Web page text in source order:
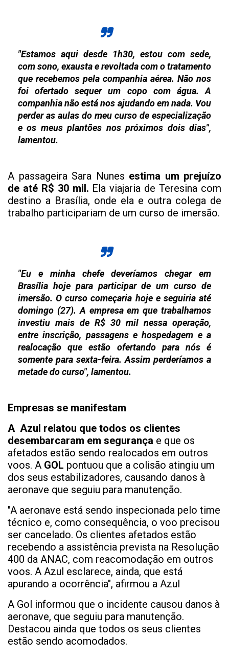
"Estamos aqui desde 1h30, estou com sede,
com sono, exausta e revoltada com o tratamento
que recebemos pela companhia aérea. Não nos
foi ofertado sequer um copo com água. A
companhia não está nos ajudando em nada. Vou
perder as aulas do meu curso de especialização
e os meus plantões nos próximos dois dias",
lamentou.
A passageira Sara Nunes estima um prejuízo
de até R$ 30 mil. Ela viajaria de Teresina com
destino a Brasília, onde ela e outra colega de
trabalho participariam de um curso de imersão.
"Eu e minha chefe deveríamos chegar em
Brasília hoje para participar de um curso de
imersão. O curso começaria hoje e seguiria até
domingo (27). A empresa em que trabalhamos
investiu mais de R$ 30 mil nessa operação,
entre inscrição, passagens e hospedagem e a
realocação que estão ofertando para nós é
somente para sexta-feira. Assim perderíamos a
metade do curso", lamentou.
Empresas se manifestam
A Azul relatou que todos os clientes
desembarcaram em segurança e que os
afetados estão sendo realocados em outros
voos. A GOL pontuou que a colisão atingiu um
dos seus estabilizadores, causando danos à
aeronave que seguiu para manutenção.
"A aeronave está sendo inspecionada pelo time
técnico e, como consequência, o voo precisou
ser cancelado. Os clientes afetados estão
recebendo a assistência prevista na Resolução
400 da ANAC, com reacomodação em outros
voos. A Azul esclarece, ainda, que está
apurando a ocorrência", afirmou a Azul
A Gol informou que o incidente causou danos à
aeronave, que seguiu para manutenção.
Destacou ainda que todos os seus clientes
estão sendo acomodados.